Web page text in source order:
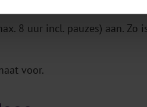
8 uur incl. pauzes) aan.
voor.